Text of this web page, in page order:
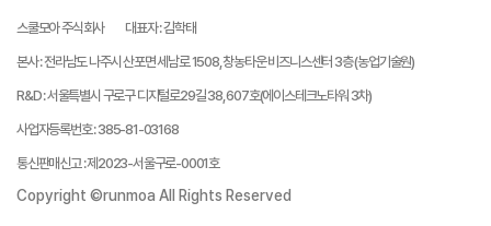
스쿨모아 주식회사 대표자:김학태
본사:전라남도 나주시 산포면 세남로 1508, 창농타운 비즈니스센터 3층 (농업기술원)
R&D:서울특별시 구로구 디지털로29길 38, 607호(에이스테크노타워 3차)
사업자등록번호:385-81-03168
통신판매신고:제2023-서울구로-0001호
Copyright ©runmoa All Rights Reserved